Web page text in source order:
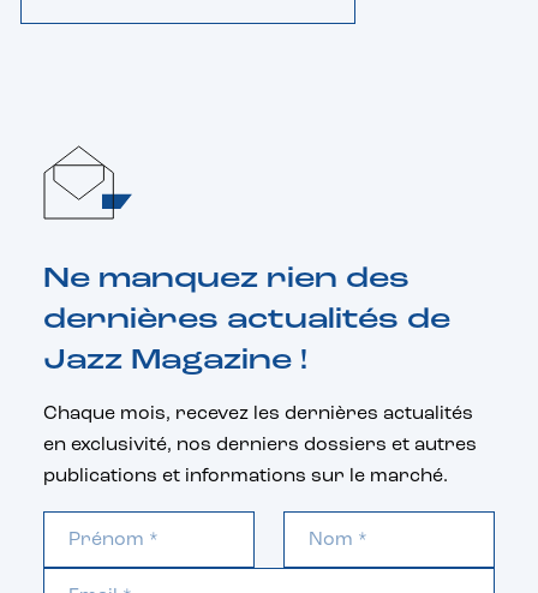
Ne manquez rien des
dernières actualités de
Jazz Magazine !
Chaque mois, recevez les dernières actualités
en exclusivité, nos derniers dossiers et autres
publications et informations sur le marché.